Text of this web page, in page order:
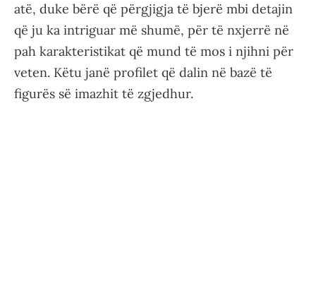
atë, duke bërë që përgjigja të bjerë mbi detajin
që ju ka intriguar më shumë, për të nxjerrë në
pah karakteristikat që mund të mos i njihni për
veten. Këtu janë profilet që dalin në bazë të
figurës së imazhit të zgjedhur.